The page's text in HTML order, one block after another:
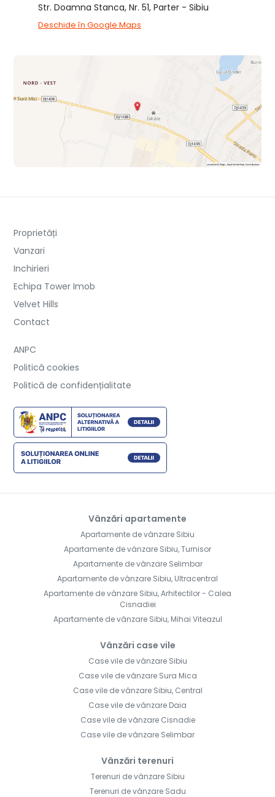
Str. Doamna Stanca, Nr. 51, Parter - Sibiu
Deschide în Google Maps
Proprietăți
Vanzari
Inchirieri
Echipa Tower Imob
Velvet Hills
Contact
ANPC
Politică cookies
Politică de confidențialitate
Vânzări apartamente
Apartamente de vânzare Sibiu
Apartamente de vânzare Sibiu, Turnisor
Apartamente de vânzare Selimbar
Apartamente de vânzare Sibiu, Ultracentral
Apartamente de vânzare Sibiu, Arhitectilor - Calea
Cisnadiei
Apartamente de vânzare Sibiu, Mihai Viteazul
Vânzări case vile
Case vile de vânzare Sibiu
Case vile de vânzare Sura Mica
Case vile de vânzare Sibiu, Central
Case vile de vânzare Daia
Case vile de vânzare Cisnadie
Case vile de vânzare Selimbar
Vânzări terenuri
Terenuri de vânzare Sibiu
Terenuri de vânzare Sadu